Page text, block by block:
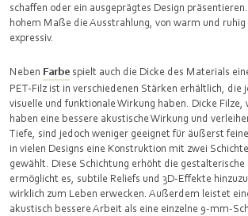
schaffen oder ein ausgeprägtes Design
hohem Maße die Ausstrahlung, von warm und ruhig
expressiv.
Neben Farbe spielt auch die Dicke des Materials
PET‑Filz ist in verschiedenen Stärken erhältlich, die
visuelle und funktionale Wirkung haben. Dicke Filze,
haben eine bessere akustische Wirkung und
Tiefe, sind jedoch weniger geeignet für äußerst
in vielen Designs eine Konstruktion mit zwei
gewählt. Diese Schichtung erhöht die gestalterische
ermöglicht es, subtile Reliefs und 3D‑Effekte
wirklich zum Leben erwecken. Außerdem leistet
akustisch bessere Arbeit als eine einzelne 9-mm-